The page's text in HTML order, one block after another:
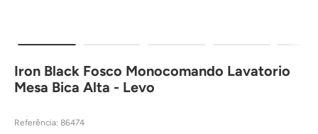
Iron Black Fosco Monocomando Lavatorio
Mesa Bica Alta - Levo
Referência: 86474